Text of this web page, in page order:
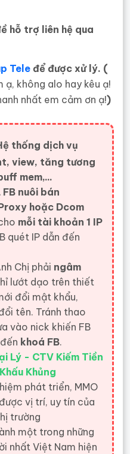
hỗ trợ liên hệ qua
Teleđể được xử lý. (
ạ, không alo hay kêu ạ!
nhất em cảm ơn ạ!)
thống dịch vụ
view, tăng tương
mem,...
FB nuôi bán
hoặc Dcom
mỗi tài khoản 1 IP
quét IP dẫn đến
Chị phải ngâm
lướt dạo trên thiết
đổi mật khẩu,
tên. Tránh thao
vào nick khiến FB
khoá FB.
Lý - CTV Kiếm Tiền
Khủng
phát triển, MMO
vị trí, uy tín của
trường
một trong những
nhất Việt Nam hiện